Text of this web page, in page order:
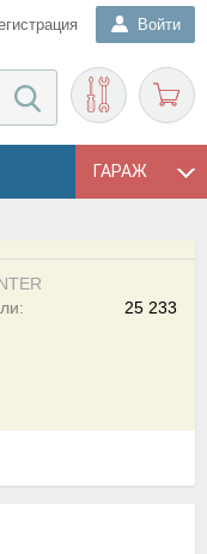
Войти
ГАРАЖ
25 233